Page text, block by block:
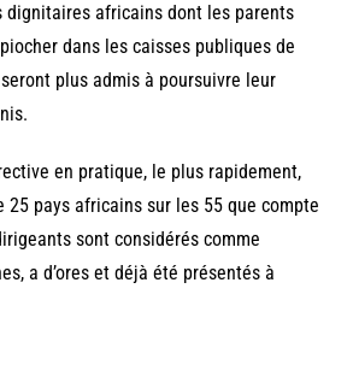
dignitaires africains dont les parents
dans les caisses publiques de
plus admis à poursuivre leur
en pratique, le plus rapidement,
25 pays africains sur les 55 que compte
sont considérés comme
a d’ores et déjà été présentés à